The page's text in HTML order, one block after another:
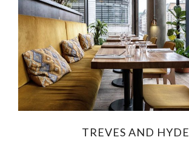
TREVES AND HYDE